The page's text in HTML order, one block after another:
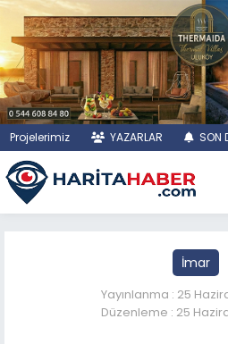
Projelerimiz YAZARLAR SON
İmar
Yayınlanma : 25
Düzenleme : 25